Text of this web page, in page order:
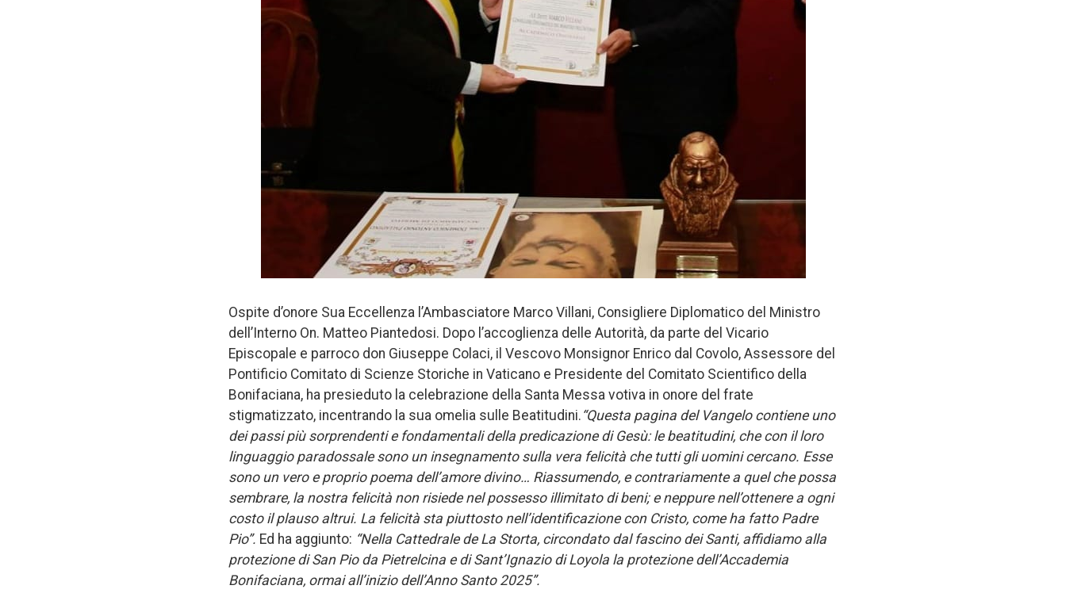
Ospite d’onore Sua Eccellenza l’Ambasciatore Marco Villani, Consigliere Diplomatico del Ministro
dell’Interno On. Matteo Piantedosi. Dopo l’accoglienza delle Autorità, da parte del Vicario
Episcopale e parroco don Giuseppe Colaci, il Vescovo Monsignor Enrico dal Covolo, Assessore del
Pontificio Comitato di Scienze Storiche in Vaticano e Presidente del Comitato Scientifico della
Bonifaciana, ha presieduto la celebrazione della Santa Messa votiva in onore del frate
stigmatizzato, incentrando la sua omelia sulle Beatitudini. “Questa pagina del Vangelo contiene uno
dei passi più sorprendenti e fondamentali della predicazione di Gesù: le beatitudini, che con il loro
linguaggio paradossale sono un insegnamento sulla vera felicità che tutti gli uomini cercano. Esse
sono un vero e proprio poema dell’amore divino… Riassumendo, e contrariamente a quel che possa
sembrare, la nostra felicità non risiede nel possesso illimitato di beni; e neppure nell’ottenere a ogni
costo il plauso altrui. La felicità sta piuttosto nell’identificazione con Cristo, come ha fatto Padre
Pio”. Ed ha aggiunto: “Nella Cattedrale de La Storta, circondato dal fascino dei Santi, affidiamo alla
protezione di San Pio da Pietrelcina e di Sant’Ignazio di Loyola la protezione dell’Accademia
Bonifaciana, ormai all’inizio dell’Anno Santo 2025”.